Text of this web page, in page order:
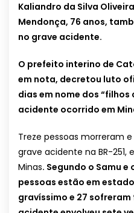
Kaliandro da Silva
Mendonça, 76 anos,
no grave acidente.
O prefeito interino de
em nota, decretou luto
dias em nome dos
acidente ocorrido em
Treze pessoas morreram
grave acidente na BR-251,
Minas. Segundo o Samu e
pessoas estão em
gravíssimo e 27 sofreram